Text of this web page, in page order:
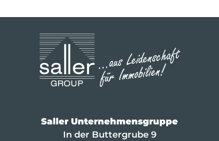
Saller Unternehmensgruppe
In der Buttergrube 9